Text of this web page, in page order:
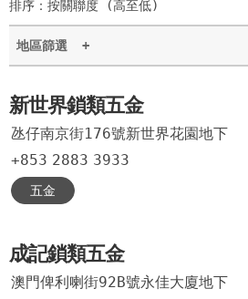
排序：按關聯度 (高至低)
地區篩選 +
新世界鎖類五金
氹仔南京街176號新世界花園地下
+853 2883 3933
五金
成記鎖類五金
澳門俾利喇街92B號永佳大廈地下